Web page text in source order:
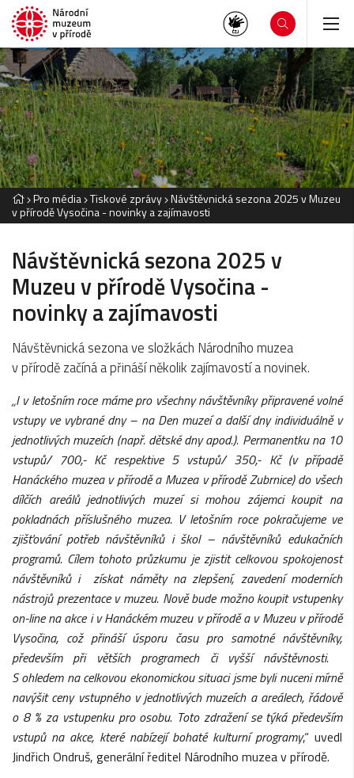
Pro média Tiskové zprávy Návštěvnická sezona 2025 v Muzeu
v přírodě Vysočina - novinky a zajímavosti
Návštěvnická sezona 2025 v
Muzeu v přírodě Vysočina -
novinky a zajímavosti
Návštěvnická sezona ve složkách Národního muzea
v přírodě začíná a přináší několik zajímavostí a novinek.
„I v letošním roce máme pro všechny návštěvníky připravené volné
vstupy ve vybrané dny – na Den muzeí a další dny individuálně v
jednotlivých muzeích (např. dětské dny apod.). Permanentku na 10
vstupů/ 700,- Kč respektive 5 vstupů/ 350,- Kč (v případě
Hanáckého muzea v přírodě a Muzea v přírodě Zubrnice) do všech
dílčích areálů jednotlivých muzeí si mohou zájemci koupit na
pokladnách příslušného muzea. V letošním roce pokračujeme ve
zjišťování potřeb návštěvníků i škol – návštěvníků edukačních
programů. Cílem tohoto průzkumu je zjistit celkovou spokojenost
návštěvníků i získat náměty na zlepšení, zavedení moderních
nástrojů prezentace v muzeu. Nově bude možno koupit vstupenky
on-line na akce i v Hanáckém muzeu v přírodě a v Muzeu v přírodě
Vysočina, což přináší úsporu času pro samotné návštěvníky,
především při větších programech či vyšší návštěvnosti.
S ohledem na celkovou ekonomickou situaci jsme byli nuceni mírně
navýšit ceny vstupného v jednotlivých muzeích a areálech, řádově
o 8 % za vstupenku pro osobu. Toto zdražení se týká především
vstupů na akce, které nabízejí bohaté kulturní programy,“ uvedl
Jindřich Ondruš, generální ředitel Národního muzea v přírodě.